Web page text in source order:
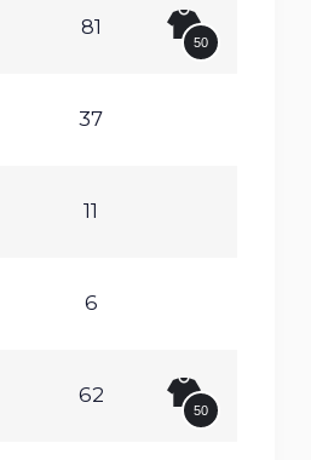
81
50
37
11
6
62
50